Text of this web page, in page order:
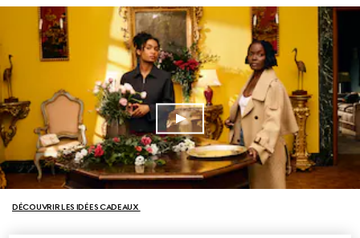
DÉCOUVRIR LES IDÉES CADEAUX